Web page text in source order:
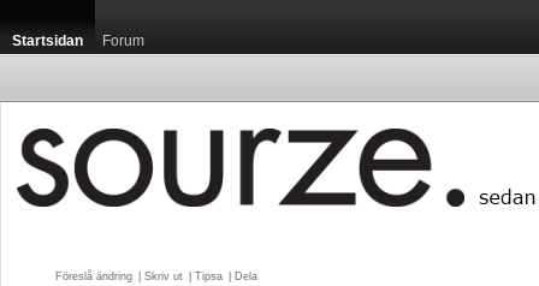
Startsidan Forum
Föreslå ändring Skriv ut Tipsa Dela